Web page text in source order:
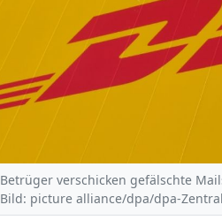
Betrüger verschicken gefälschte
Bild: picture alliance/dpa/dpa-